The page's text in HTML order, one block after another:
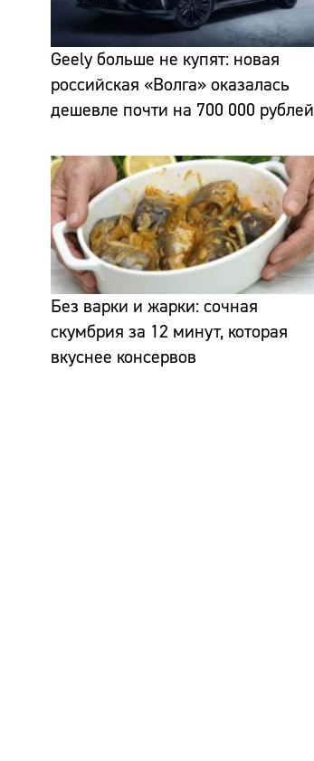
Geely больше не купят: новая
российская «Волга» оказалась
дешевле почти на 700 000 рублей
Без варки и жарки: сочная
скумбрия за 12 минут, которая
вкуснее консервов